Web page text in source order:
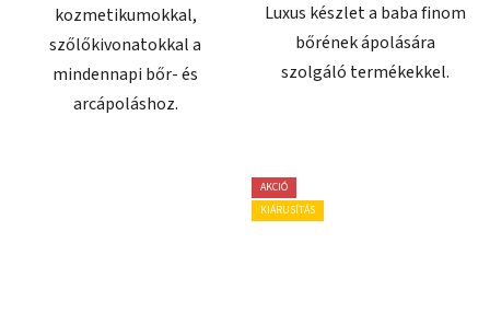
kozmetikumokkal,
szőlőkivonatokkal a
mindennapi bőr- és
arcápoláshoz.
Luxus készlet a baba finom
bőrének ápolására
szolgáló termékekkel.
AKCIÓ
KIÁRUSÍTÁS